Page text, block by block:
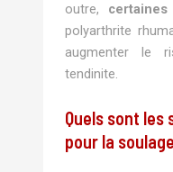
outre,
polyarthrite
augmenter le
tendinite.
Quels sont les
pour la